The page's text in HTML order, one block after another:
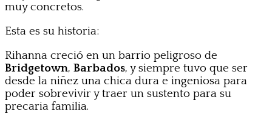
muy concretos.
Esta es su historia:
Rihanna creció en un barrio peligroso de
Bridgetown, Barbados, y siempre tuvo que ser
desde la niñez una chica dura e ingeniosa para
poder sobrevivir y traer un sustento para su
precaria familia.